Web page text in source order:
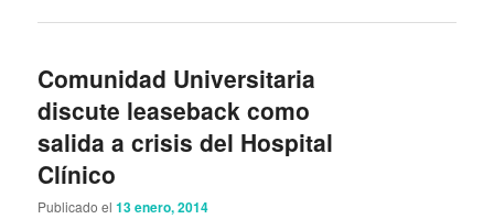
Comunidad Universitaria
discute leaseback como
salida a crisis del Hospital
Clínico
Publicado el13 enero, 2014